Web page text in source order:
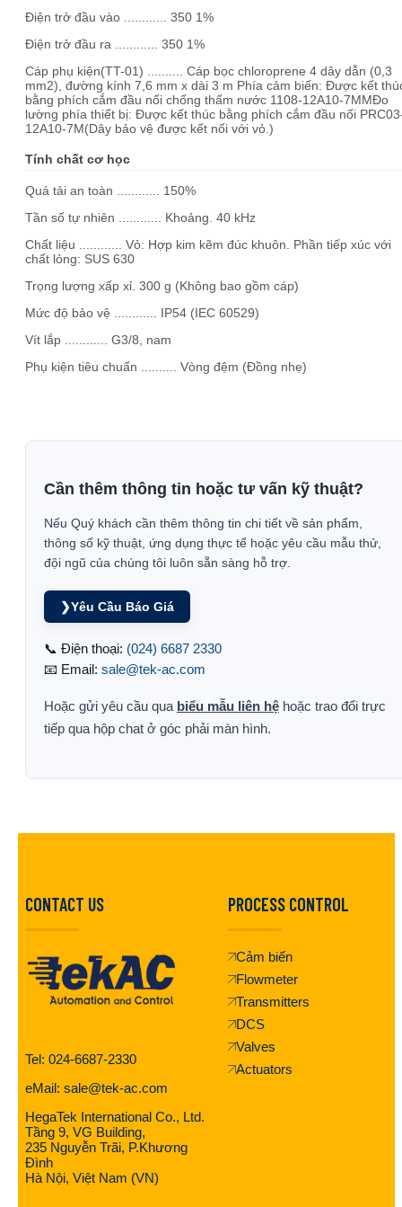
Điện trở đầu vào ............ 350 1%
Điện trở đầu ra ............ 350 1%
Cáp phụ kiện(TT-01) .......... Cáp bọc chloroprene 4 dây dẫn (0,3
mm2), đường kính 7,6 mm x dài 3 m Phía cảm biến: Được kết
bằng phích cắm đầu nối chống thấm nước 1108-12A10-7MMĐo
lường phía thiết bị: Được kết thúc bằng phích cắm đầu nối
12A10-7M(Dây bảo vệ được kết nối với vỏ.)
Tính chất cơ học
Quá tải an toàn ............ 150%
Tần số tự nhiên ............ Khoảng. 40 kHz
Chất liệu ............ Vỏ: Hợp kim kẽm đúc khuôn. Phần tiếp xúc với
chất lỏng: SUS 630
Trọng lượng xấp xỉ. 300 g (Không bao gồm cáp)
Mức độ bảo vệ ............ IP54 (IEC 60529)
Vít lắp ............ G3/8, nam
Phụ kiện tiêu chuẩn .......... Vòng đệm (Đồng nhẹ)
Cần thêm thông tin hoặc tư vấn kỹ thuật?
Nếu Quý khách cần thêm thông tin chi tiết về sản phẩm,
thông số kỹ thuật, ứng dụng thực tế hoặc yêu cầu mẫu thử,
đội ngũ của chúng tôi luôn sẵn sàng hỗ trợ.
❯Yêu Cầu Báo Giá
📞 Điện thoại: (024) 6687 2330
📧 Email: sale@tek-ac.com
Hoặc gửi yêu cầu qua biểu mẫu liên hệ hoặc trao đổi trực
tiếp qua hộp chat ở góc phải màn hình.
CONTACT US
Tel: 024-6687-2330
eMail: sale@tek-ac.com
HegaTek International Co., Ltd.
Tầng 9, VG Building,
235 Nguyễn Trãi, P.Khương
Đình
Hà Nội, Việt Nam (VN)
PROCESS CONTROL
Cảm biến
Flowmeter
Transmitters
DCS
Valves
Actuators